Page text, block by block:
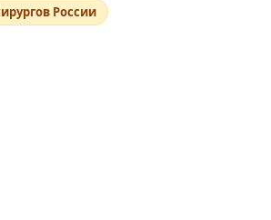
России